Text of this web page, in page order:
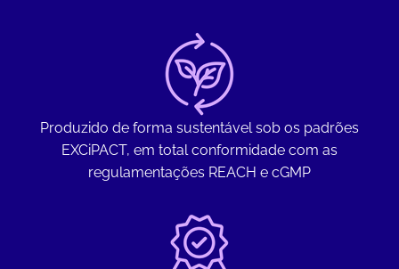
Produzido de forma sustentável sob os padrões
EXCiPACT, em total conformidade com as
regulamentações REACH e cGMP